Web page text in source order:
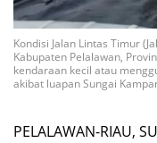
Kondisi Jalan Lintas Timur
Kabupaten Pelalawan,
kendaraan kecil atau
akibat luapan Sungai
PELALAWAN-RIAU,